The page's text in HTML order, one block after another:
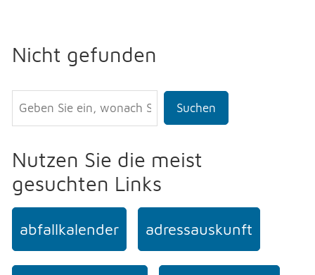
Nicht gefunden
Suchen
Nutzen Sie die meist
gesuchten Links
abfallkalender adressauskunft